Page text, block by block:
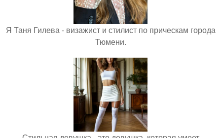
Я Таня Гилева - визажист и стилист по прическам города
Тюмени.